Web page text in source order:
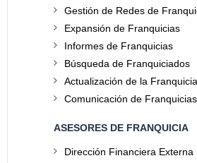
Gestión de Redes de
Expansión de Franquicias
Informes de Franquicias
Búsqueda de Franquiciados
Actualización de la Franquicia
Comunicación de Franquicias
ASESORES DE FRANQUICIA
Dirección Financiera Externa